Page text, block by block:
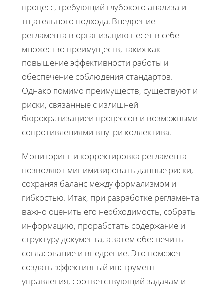
процесс, требующий глубокого анализа и
тщательного подхода. Внедрение
регламента в организацию несет в себе
множество преимуществ, таких как
повышение эффективности работы и
обеспечение соблюдения стандартов.
Однако помимо преимуществ, существуют и
риски, связанные с излишней
бюрократизацией процессов и возможными
сопротивлениями внутри коллектива.
Мониторинг и корректировка регламента
позволяют минимизировать данные риски,
сохраняя баланс между формализмом и
гибкостью. Итак, при разработке регламента
важно оценить его необходимость, собрать
информацию, проработать содержание и
структуру документа, а затем обеспечить
согласование и внедрение. Это поможет
создать эффективный инструмент
управления, соответствующий задачам и